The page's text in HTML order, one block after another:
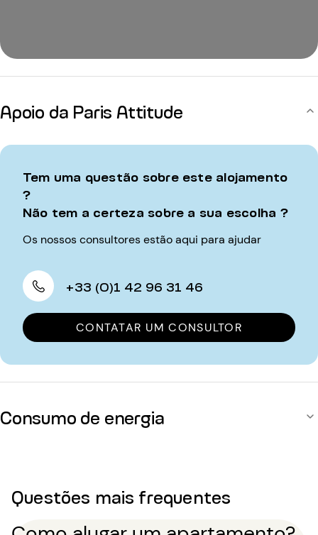
Apoio da Paris Attitude
Tem uma questão sobre este alojamento
?
Não tem a certeza sobre a sua escolha ?
Os nossos consultores estão aqui para ajudar
+33 (0)1 42 96 31 46
CONTATAR UM CONSULTOR
Consumo de energia
Questões mais frequentes